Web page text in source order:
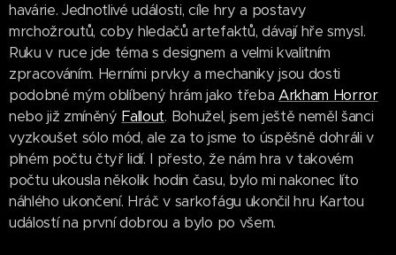
havárie. Jednotlivé události, cíle hry a postavy
mrchožroutů, coby hledačů artefaktů, dávají hře smysl.
Ruku v ruce jde téma s designem a velmi kvalitním
zpracováním. Herními prvky a mechaniky jsou dosti
podobné mým oblíbený hrám jako třeba Arkham Horror
nebo již zmíněný Fallout. Bohužel, jsem ještě neměl šanci
vyzkoušet sólo mód, ale za to jsme to úspěšně dohráli v
plném počtu čtyř lidí. I přesto, že nám hra v takovém
počtu ukousla několik hodin času, bylo mi nakonec líto
náhlého ukončení. Hráč v sarkofágu ukončil hru Kartou
událostí na první dobrou a bylo po všem.